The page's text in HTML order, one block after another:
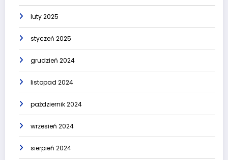
luty 2025
styczeń 2025
grudzień 2024
listopad 2024
październik 2024
wrzesień 2024
sierpień 2024